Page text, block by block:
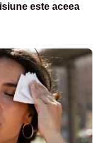
este aceea